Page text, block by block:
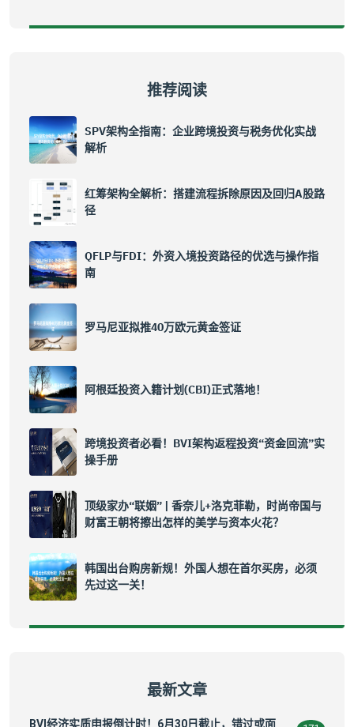
推荐阅读
SPV架构全指南：企业跨境投资与税务优化实战
解析
红筹架构全解析：搭建流程拆除原因及回归A股路
径
QFLP与FDI：外资入境投资路径的优选与操作指
南
罗马尼亚拟推40万欧元黄金签证
阿根廷投资入籍计划(CBI)正式落地！
跨境投资者必看！BVI架构返程投资“资金回流”实
操手册
顶级家办“联姻” | 香奈儿+洛克菲勒，时尚帝国与
财富王朝将擦出怎样的美学与资本火花？
韩国出台购房新规！外国人想在首尔买房，必须
先过这一关！
最新文章
BVI经济实质申报倒计时！6月30日截止，错过或面